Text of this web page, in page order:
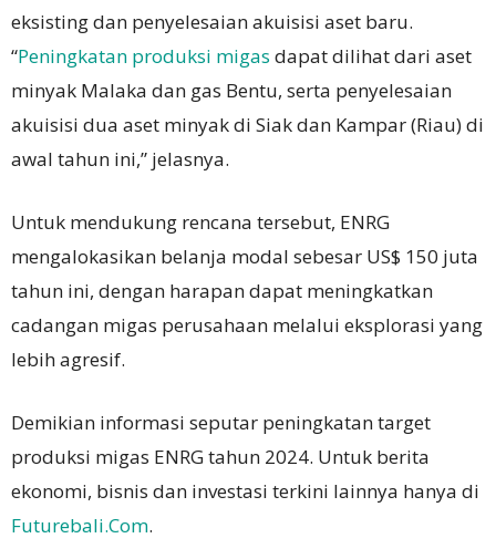
eksisting dan penyelesaian akuisisi aset baru.
“Peningkatan produksi migas dapat dilihat dari aset
minyak Malaka dan gas Bentu, serta penyelesaian
akuisisi dua aset minyak di Siak dan Kampar (Riau) di
awal tahun ini,” jelasnya.
Untuk mendukung rencana tersebut, ENRG
mengalokasikan belanja modal sebesar US$ 150 juta
tahun ini, dengan harapan dapat meningkatkan
cadangan migas perusahaan melalui eksplorasi yang
lebih agresif.
Demikian informasi seputar peningkatan target
produksi migas ENRG tahun 2024. Untuk berita
ekonomi, bisnis dan investasi terkini lainnya hanya di
Futurebali.Com.